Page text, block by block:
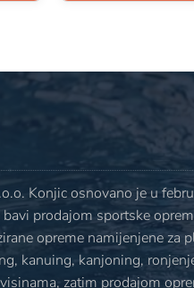
Konjic osnovano je u
prodajom sportske
opreme namijenjene za
kanuing, kanjoning,
zatim prodajom